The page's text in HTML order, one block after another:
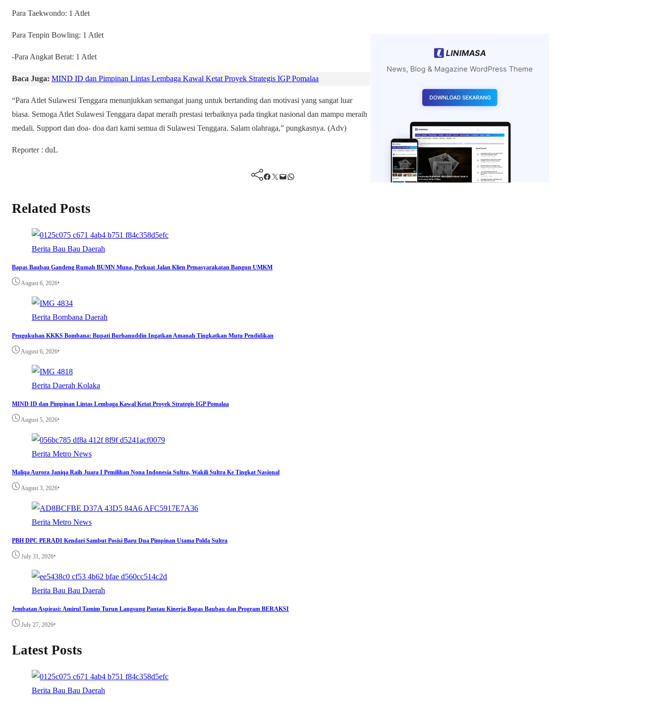
Para Taekwondo: 1 Atlet
Para Tenpin Bowling: 1 Atlet
-Para Angkat Berat: 1 Atlet
Baca Juga: MIND ID dan Pimpinan Lintas Lembaga Kawal Ketat Proyek Strategis IGP Pomalaa
“Para Atlet Sulawesi Tenggara menunjukkan semangat juang untuk bertanding dan motivasi yang sangat luar
biasa. Semoga Atlet Sulawesi Tenggara dapat meraih prestasi terbaiknya pada tingkat nasional dan mampu meraih
medali. Support dan doa- doa dari kami semua di Sulawesi Tenggara. Salam olahraga,” pungkasnya. (Adv)
Reporter : duL
Facebook Twitter Mail WhatsApp
Related Posts
Berita Bau Bau Daerah
Bapas Baubau Gandeng Rumah BUMN Muna, Perkuat Jalan Klien Pemasyarakatan Bangun UMKM
August 6, 2026•
Berita Bombana Daerah
Pengukuhan KKKS Bombana: Bupati Burhanuddin Ingatkan Amanah Tingkatkan Mutu Pendidikan
August 6, 2026•
Berita Daerah Kolaka
MIND ID dan Pimpinan Lintas Lembaga Kawal Ketat Proyek Strategis IGP Pomalaa
August 5, 2026•
Berita Metro News
Maliqa Aurora Janiqa Raih Juara I Pemilihan Nona Indonesia Sultra, Wakili Sultra Ke Tingkat Nasional
August 3, 2026•
Berita Metro News
PBH DPC PERADI Kendari Sambut Posisi Baru Dua Pimpinan Utama Polda Sultra
July 31, 2026•
Berita Bau Bau Daerah
Jembatan Aspirasi: Amirul Tamim Turun Langsung Pantau Kinerja Bapas Baubau dan Program BERAKSI
July 27, 2026•
Latest Posts
Berita Bau Bau Daerah